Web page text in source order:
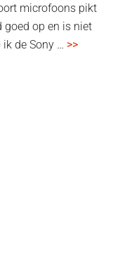
microfoons pikt
goed op en is niet
de Sony … >>